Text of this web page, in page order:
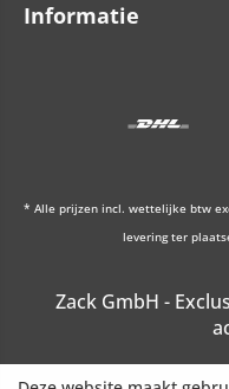
Informatie
* Alle prijzen incl. wettelijke btw
levering ter
Zack GmbH -